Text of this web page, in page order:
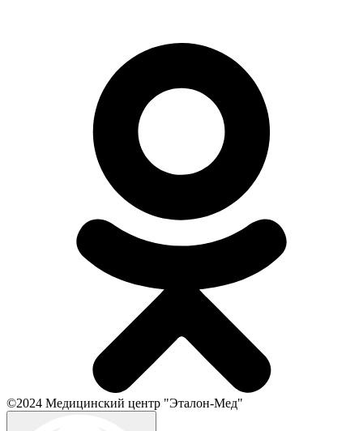
©2024 Медицинский центр "Эталон-Мед"